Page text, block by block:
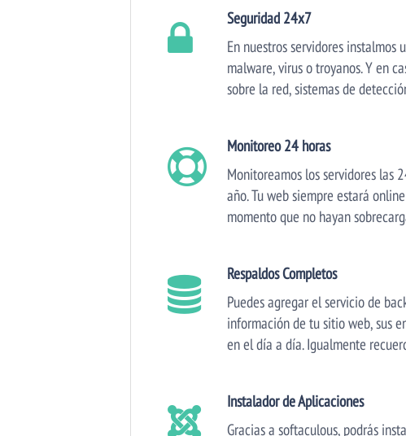
Seguridad 24x7
En nuestros servidores
malware, virus o troyanos. Y en
sobre la red, sistemas de
Monitoreo 24 horas
Monitoreamos los servidores las
año. Tu web siempre estará
momento que no hayan
Respaldos Completos
Puedes agregar el servicio de
información de tu sitio web, sus
en el día a día. Igualmente
Instalador de Aplicaciones
Gracias a softaculous, podrás